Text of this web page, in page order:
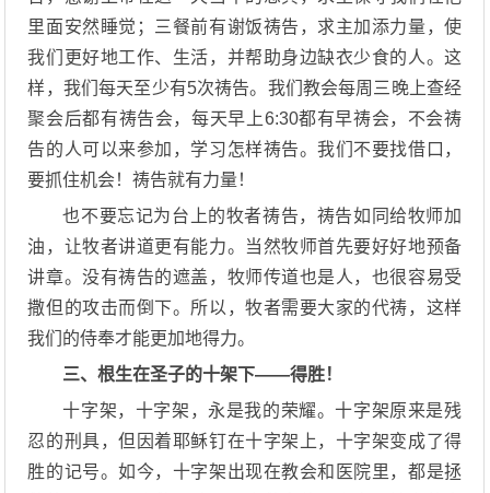
里面安然睡觉；三餐前有谢饭祷告，求主加添力量，使
我们更好地工作、生活，并帮助身边缺衣少食的人。这
样，我们每天至少有5次祷告。我们教会每周三晚上查经
聚会后都有祷告会，每天早上6:30都有早祷会，不会祷
告的人可以来参加，学习怎样祷告。我们不要找借口，
要抓住机会！祷告就有力量！
也不要忘记为台上的牧者祷告，祷告如同给牧师加
油，让牧者讲道更有能力。当然牧师首先要好好地预备
讲章。没有祷告的遮盖，牧师传道也是人，也很容易受
撒但的攻击而倒下。所以，牧者需要大家的代祷，这样
我们的侍奉才能更加地得力。
三、根生在圣子的十架下——得胜！
十字架，十字架，永是我的荣耀。十字架原来是残
忍的刑具，但因着耶稣钉在十字架上，十字架变成了得
胜的记号。如今，十字架出现在教会和医院里，都是拯